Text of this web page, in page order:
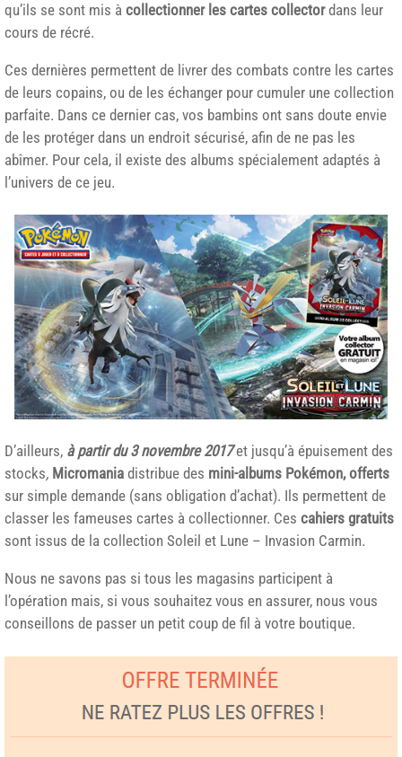
qu’ils se sont mis à collectionner les cartes collectordans leur
cours de récré.
Ces dernières permettent de livrer des combats contre les cartes
de leurs copains, ou de les échanger pour cumuler une collection
parfaite. Dans ce dernier cas, vos bambins ont sans doute envie
de les protéger dans un endroit sécurisé, afin de ne pas les
abîmer. Pour cela, il existe des albums spécialement adaptés à
l’univers de ce jeu.
D’ailleurs, à partir du 3 novembre 2017et jusqu’à épuisement des
stocks, Micromania distribue des mini-albums Pokémon, offerts
sur simple demande (sans obligation d’achat). Ils permettent de
classer les fameuses cartes à collectionner. Ces cahiers gratuits
sont issus de la collection Soleil et Lune – Invasion Carmin.
Nous ne savons pas si tous les magasins participent à
l’opération mais, si vous souhaitez vous en assurer, nous vous
conseillons de passer un petit coup de fil à votre boutique.